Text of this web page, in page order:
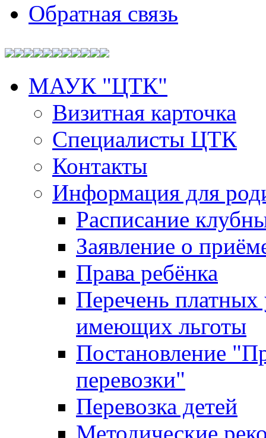
Обратная связь
МАУК "ЦТК"
Визитная карточка
Специалисты ЦТК
Контакты
Информация для
Расписание
Заявление о
Права ребёнка
Перечень платных
имеющих льготы
Постановление
перевозки"
Перевозка детей